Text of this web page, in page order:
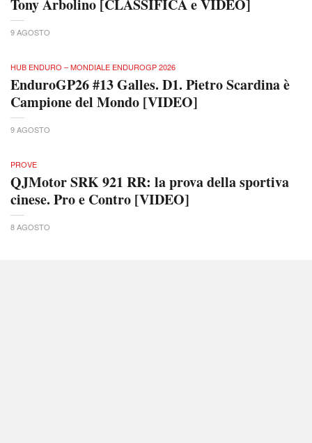
Tony Arbolino [CLASSIFICA e VIDEO]
9 AGOSTO
HUB ENDURO – MONDIALE ENDUROGP 2026
EnduroGP26 #13 Galles. D1. Pietro Scardina è
Campione del Mondo [VIDEO]
9 AGOSTO
PROVE
QJMotor SRK 921 RR: la prova della sportiva
cinese. Pro e Contro [VIDEO]
8 AGOSTO